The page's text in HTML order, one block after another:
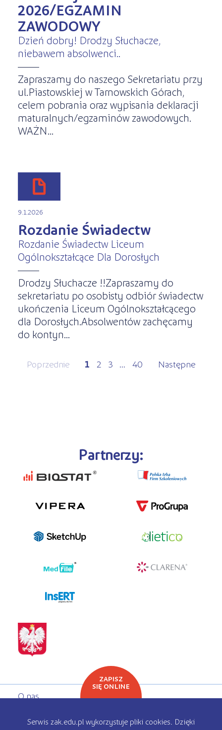
2026/EGZAMIN
ZAWODOWY
Dzień dobry! Drodzy Słuchacze,
niebawem absolwenci..
Zapraszamy do naszego Sekretariatu przy
ul.Piastowskiej w Tarnowskich Górach,
celem pobrania oraz wypisania deklaracji
maturalnych/egzaminów zawodowych.
WAŻN...
9.1.2026
Rozdanie Świadectw
Rozdanie Świadectw Liceum
Ogólnokształcące Dla Dorosłych
Drodzy Słuchacze !!Zapraszamy do
sekretariatu po osobisty odbiór świadectw
ukończenia Liceum Ogólnokształcącego
dla Dorosłych.Absolwentów zachęcamy
do kontyn...
Poprzednie 1 2 3 ... 40 Następne
Partnerzy:
programy dla firm
O nas
Oferta edukacyjna
ZAPISZ
SIĘ ONLINE
Serwis zak.edu.pl wykorzystuje pliki cookies. Dzięki